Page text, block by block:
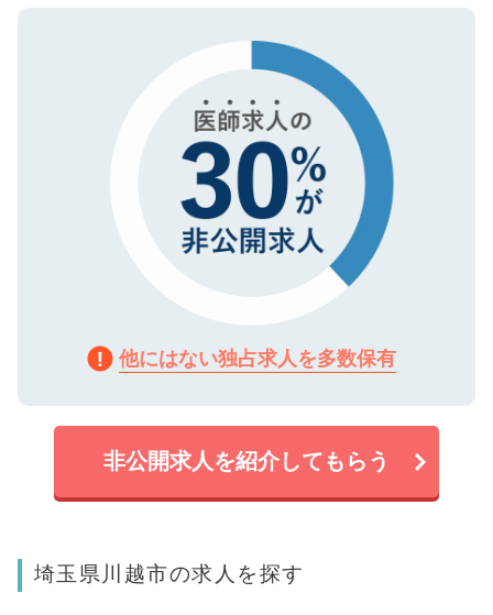
で、機密保持に関してもご安心ください。
ので、まずはご登録ください。
他にはない独占求人を多数保有
非公開求人を紹介してもらう
埼玉県川越市の求人を探す